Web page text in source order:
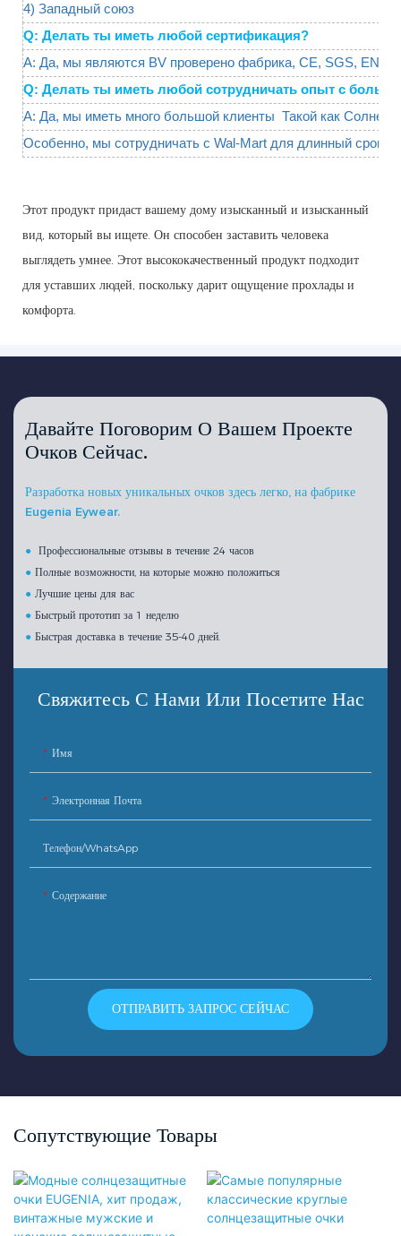
4) Западный союз
Q: Делать ты иметь любой сертификация?
A: Да, мы являются BV проверено фабрика, CE, SGS,
Q: Делать ты иметь любой сотрудничать опыт с
A: Да, мы иметь много большой клиенты Такой как
Особенно, мы сотрудничать с Wal-Mart для длинный срок.
Этот продукт придаст вашему дому изысканный и изысканный
вид, который вы ищете. Он способен заставить человека
выглядеть умнее. Этот высококачественный продукт подходит
для уставших людей, поскольку дарит ощущение прохлады и
комфорта.
Давайте Поговорим О Вашем Проекте
Очков Сейчас.
Разработка новых уникальных очков здесь легко, на фабрике
Eugenia Eywear.
● Профессиональные отзывы в течение 24 часов
●Полные возможности, на которые можно положиться
●Лучшие цены для вас
●Быстрый прототип за 1 неделю
●Быстрая доставка в течение 35-40 дней.
Свяжитесь С Нами Или Посетите Нас
Имя
Электронная Почта
Телефон/WhatsApp
Содержание
ОТПРАВИТЬ ЗАПРОС СЕЙЧАС
Сопутствующие Товары